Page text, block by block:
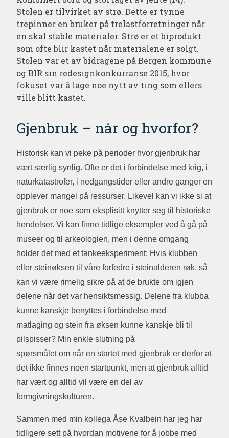
Stolen er tilvirket av strø. Dette er tynne
trepinner en bruker på trelastforretninger når
en skal stable materialer. Strø er et biprodukt
som ofte blir kastet når materialene er solgt.
Stolen var et av bidragene på Bergen kommune
og BIR sin redesignkonkurranse 2015, hvor
fokuset var å lage noe nytt av ting som ellers
ville blitt kastet.
Gjenbruk – når og hvorfor?
Historisk kan vi peke på perioder hvor gjenbruk har
vært særlig synlig. Ofte er det i forbindelse med krig, i
naturkatastrofer, i nedgangstider eller andre ganger en
opplever mangel på ressurser. Likevel kan vi ikke si at
gjenbruk er noe som eksplisitt knytter seg til historiske
hendelser. Vi kan finne tidlige eksempler ved å gå på
museer og til arkeologien, men i denne omgang
holder det med et tankeeksperiment: Hvis klubben
eller steinøksen til våre forfedre i steinalderen røk, så
kan vi være rimelig sikre på at de brukte om igjen
delene når det var hensiktsmessig. Delene fra klubba
kunne kanskje benyttes i forbindelse med
matlaging og stein fra øksen kunne kanskje bli til
pilspisser? Min enkle slutning på
spørsmålet om når en startet med gjenbruk er derfor at
det ikke finnes noen startpunkt, men at gjenbruk alltid
har vært og alltid vil være en del av
formgivningskulturen.
Sammen med min kollega Åse Kvalbein har jeg har
tidligere sett på hvordan motivene for å jobbe med